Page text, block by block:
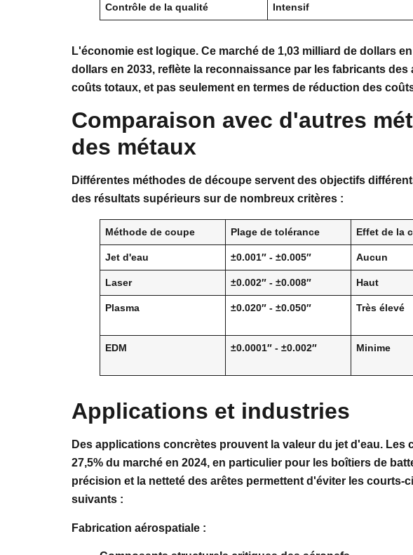
Contrôle de la qualité Intensif
L'économie est logique. Ce marché de 1,03 milliard de dollars
dollars en 2033, reflète la reconnaissance par les fabricants
coûts totaux, et pas seulement en termes de réduction des
Comparaison avec d'autres
des métaux
Différentes méthodes de découpe servent des objectifs
des résultats supérieurs sur de nombreux critères :
Méthode de coupe Plage de tolérance Effet de la
Jet d'eau ±0.001″ - ±0.005″ Aucun
Laser ±0.002″ - ±0.008″ Haut
Plasma ±0.020″ - ±0.050″ Très élevé
EDM ±0.0001″ - ±0.002″ Minime
Applications et industries
Des applications concrètes prouvent la valeur du jet d'eau.
27,5% du marché en 2024, en particulier pour les boîtiers de
précision et la netteté des arêtes permettent d'éviter les
suivants :
Fabrication aérospatiale :